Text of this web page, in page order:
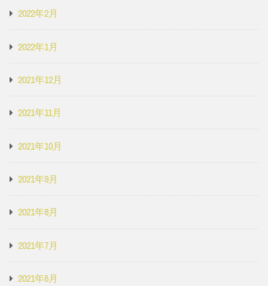
2022年2月
2022年1月
2021年12月
2021年11月
2021年10月
2021年9月
2021年8月
2021年7月
2021年6月